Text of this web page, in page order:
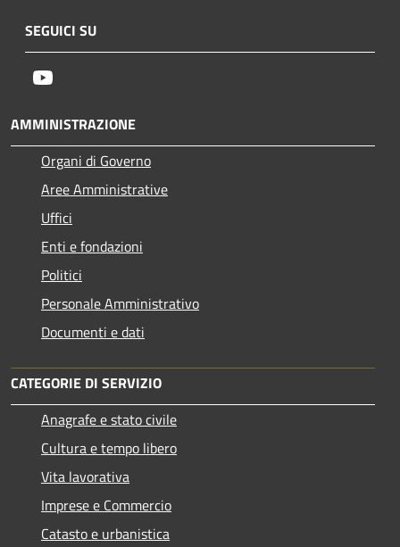
SEGUICI SU
AMMINISTRAZIONE
Organi di Governo
Aree Amministrative
Uffici
Enti e fondazioni
Politici
Personale Amministrativo
Documenti e dati
CATEGORIE DI SERVIZIO
Anagrafe e stato civile
Cultura e tempo libero
Vita lavorativa
Imprese e Commercio
Catasto e urbanistica